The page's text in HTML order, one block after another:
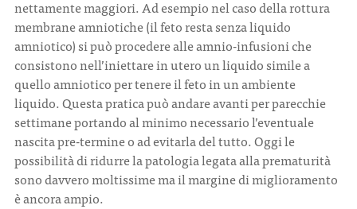
nettamente maggiori. Ad esempio nel caso della rottura
membrane amniotiche (il feto resta senza liquido
amniotico) si può procedere alle amnio-infusioni che
consistono nell’iniettare in utero un liquido simile a
quello amniotico per tenere il feto in un ambiente
liquido. Questa pratica può andare avanti per parecchie
settimane portando al minimo necessario l’eventuale
nascita pre-termine o ad evitarla del tutto. Oggi le
possibilità di ridurre la patologia legata alla prematurità
sono davvero moltissime ma il margine di miglioramento
è ancora ampio.